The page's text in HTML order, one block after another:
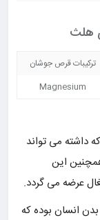
هلث
ترکیبات قرص جوشان
Magnesium
داشته می تواند
این
عرضه می گردد.
انسان بوده که